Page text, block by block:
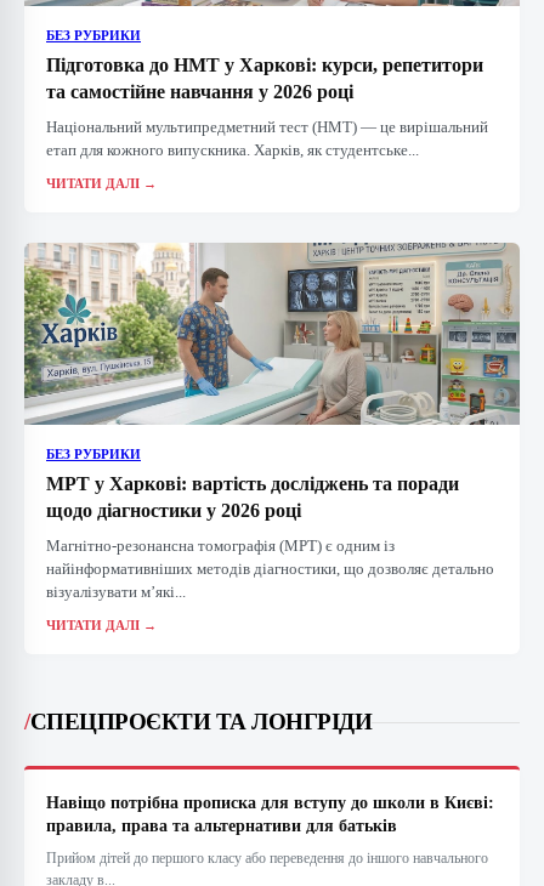
БЕЗ РУБРИКИ
Підготовка до НМТ у Харкові: курси, репетитори
та самостійне навчання у 2026 році
Національний мультипредметний тест (НМТ) — це вирішальний
етап для кожного випускника. Харків, як студентське...
ЧИТАТИ ДАЛІ →
БЕЗ РУБРИКИ
МРТ у Харкові: вартість досліджень та поради
щодо діагностики у 2026 році
Магнітно-резонансна томографія (МРТ) є одним із
найінформативніших методів діагностики, що дозволяє детально
візуалізувати м’які...
ЧИТАТИ ДАЛІ →
/СПЕЦПРОЄКТИ ТА ЛОНГРІДИ
Навіщо потрібна прописка для вступу до школи в Києві:
правила, права та альтернативи для батьків
Прийом дітей до першого класу або переведення до іншого навчального
закладу в...